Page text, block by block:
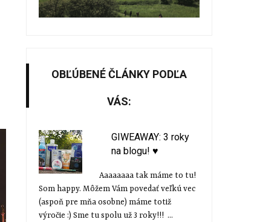
OBĽÚBENÉ ČLÁNKY PODĽA
VÁS:
GIWEAWAY: 3 roky
na blogu! ♥
Aaaaaaaa tak máme to tu!
Som happy. Môžem Vám povedať veľkú vec
(aspoň pre mňa osobne) máme totiž
výročie :) Sme tu spolu už 3 roky!!! ...